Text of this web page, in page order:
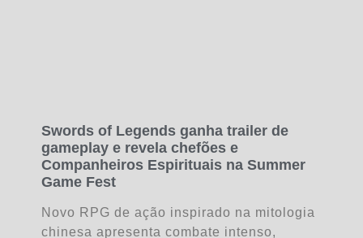
Swords of Legends ganha trailer de
gameplay e revela chefões e
Companheiros Espirituais na Summer
Game Fest
Novo RPG de ação inspirado na mitologia
chinesa apresenta combate intenso,